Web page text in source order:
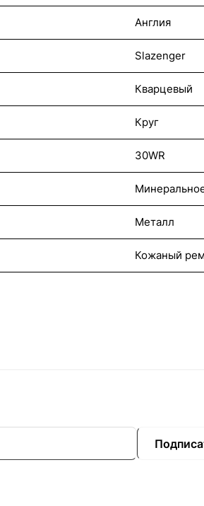
Англия
Slazenger
Кварцевый
Круг
30WR
Металл
Кожаный